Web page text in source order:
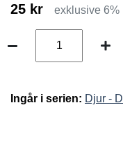
25 kr exklusive 6%
Ingår i serien: Djur -